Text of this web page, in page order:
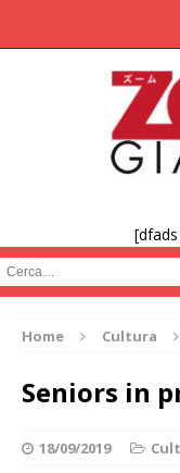
Cerca :
Home Cultura
Seniors in
18/09/2019